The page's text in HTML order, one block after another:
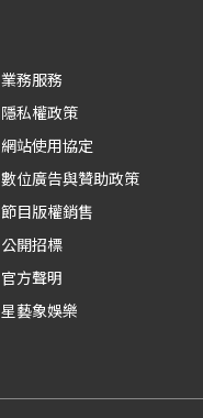
業務服務
隱私權政策
網站使用協定
數位廣告與贊助政策
節目版權銷售
公開招標
官方聲明
星藝象娛樂